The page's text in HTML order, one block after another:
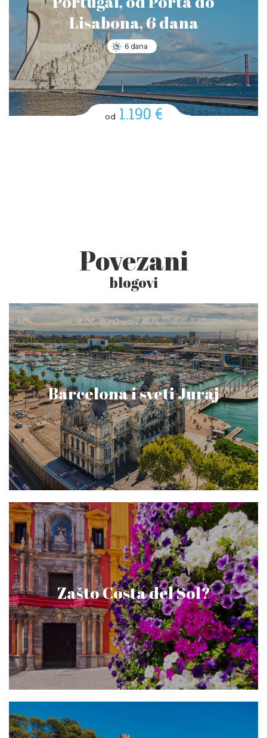
Lisabona, 6 dana
6 dana
od 1.190 €
Povezani
blogovi
Barcelona i sveti Juraj
Zašto Costa del Sol?